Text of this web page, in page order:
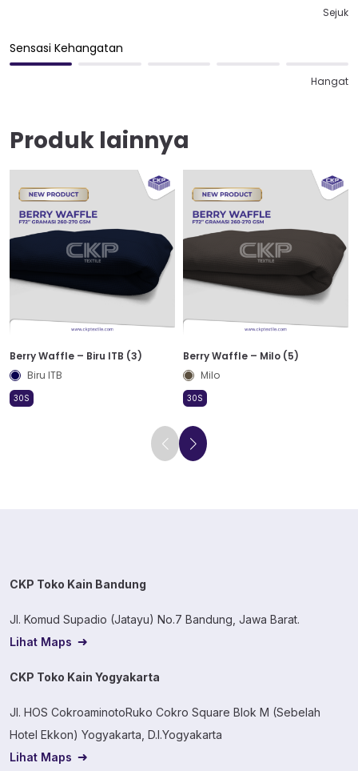
Sejuk
Sensasi Kehangatan
Hangat
Produk lainnya
Berry Waffle – Biru ITB (3)
Biru ITB
30S
Berry Waffle – Milo (5)
Milo
30S
CKP Toko Kain Bandung
Jl. Komud Supadio (Jatayu) No.7 Bandung, Jawa Barat.
Lihat Maps
CKP Toko Kain Yogyakarta
Jl. HOS CokroaminotoRuko Cokro Square Blok M (Sebelah
Hotel Ekkon) Yogyakarta, D.I.Yogyakarta
Lihat Maps